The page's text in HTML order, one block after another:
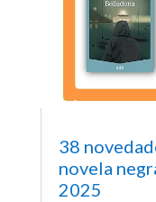
38
novela
2025